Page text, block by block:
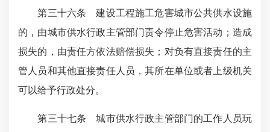
第三十六条 建设工程施工危害城市公共供水设施
的，由城市供水行政主管部门责令停止危害活动；造成
损失的，由责任方依法赔偿损失；对负有直接责任的主
管人员和其他直接责任人员，其所在单位或者上级机关
可以给予行政处分。
第三十七条 城市供水行政主管部门的工作人员玩